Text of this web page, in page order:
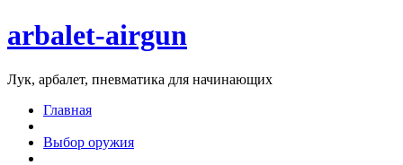
arbalet-airgun
Лук, арбалет, пневматика для начинающих
Главная
Выбор оружия